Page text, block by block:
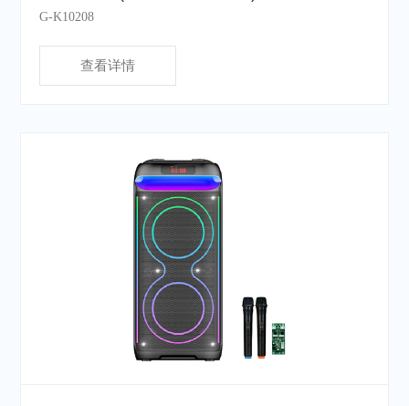
G-K10208
查看详情